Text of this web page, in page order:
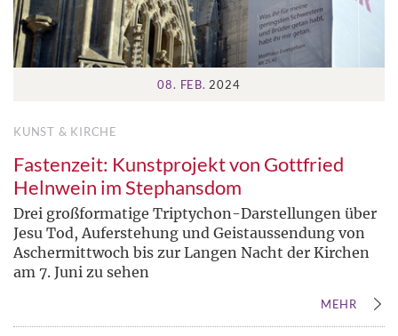
08. FEB. 2024
KUNST & KIRCHE
Fastenzeit: Kunstprojekt von Gottfried
Helnwein im Stephansdom
Drei großformatige Triptychon-Darstellungen über
Jesu Tod, Auferstehung und Geistaussendung von
Aschermittwoch bis zur Langen Nacht der Kirchen
am 7. Juni zu sehen
MEHR